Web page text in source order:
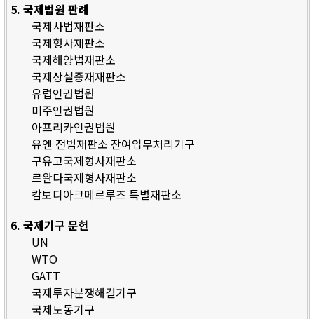
5. 국제법원 판례
국제사법재판소
국제형사재판소
국제해양법재판소
국제상설중재재판소
유럽인권법원
미주인권법원
아프리카인권법원
유엔 전범재판소 잔여업무처리기구
구유고국제형사재판소
르완다국제형사재판소
캄보디아크메르루즈 특별재판소
6. 국제기구 문헌
UN
WTO
GATT
국제투자분쟁해결기구
국제노동기구